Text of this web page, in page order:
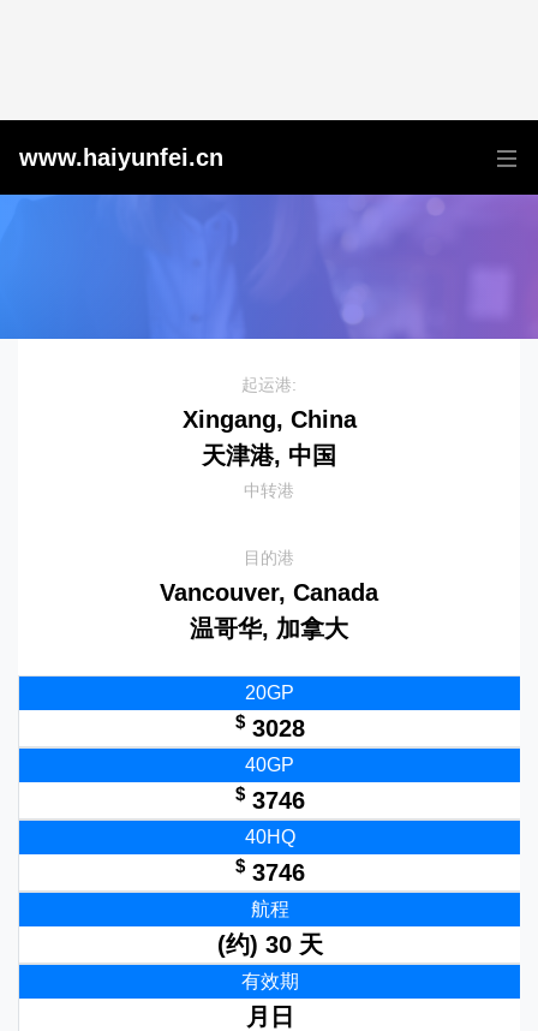
www.haiyunfei.cn
起运港:
Xingang, China
天津港, 中国
中转港
目的港
Vancouver, Canada
温哥华, 加拿大
20GP
$3028
40GP
$3746
40HQ
$3746
航程
(约) 30 天
有效期
月日